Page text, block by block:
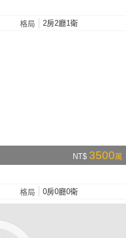
格局 2房2廳1衛
NT$ 3500萬
格局 0房0廳0衛